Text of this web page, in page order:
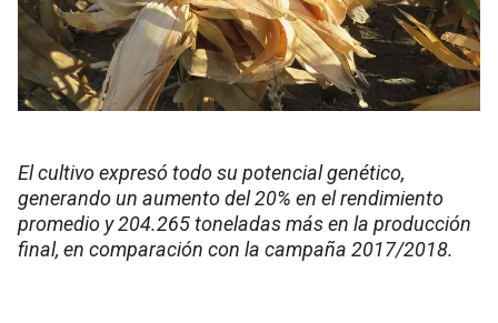
El cultivo expresó todo su potencial genético,
generando un aumento del 20% en el rendimiento
promedio y 204.265 toneladas más en la producción
final, en comparación con la campaña 2017/2018.